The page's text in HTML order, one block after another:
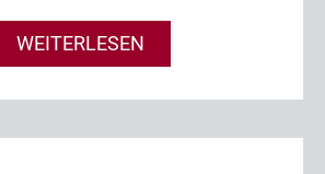
WEITERLESEN